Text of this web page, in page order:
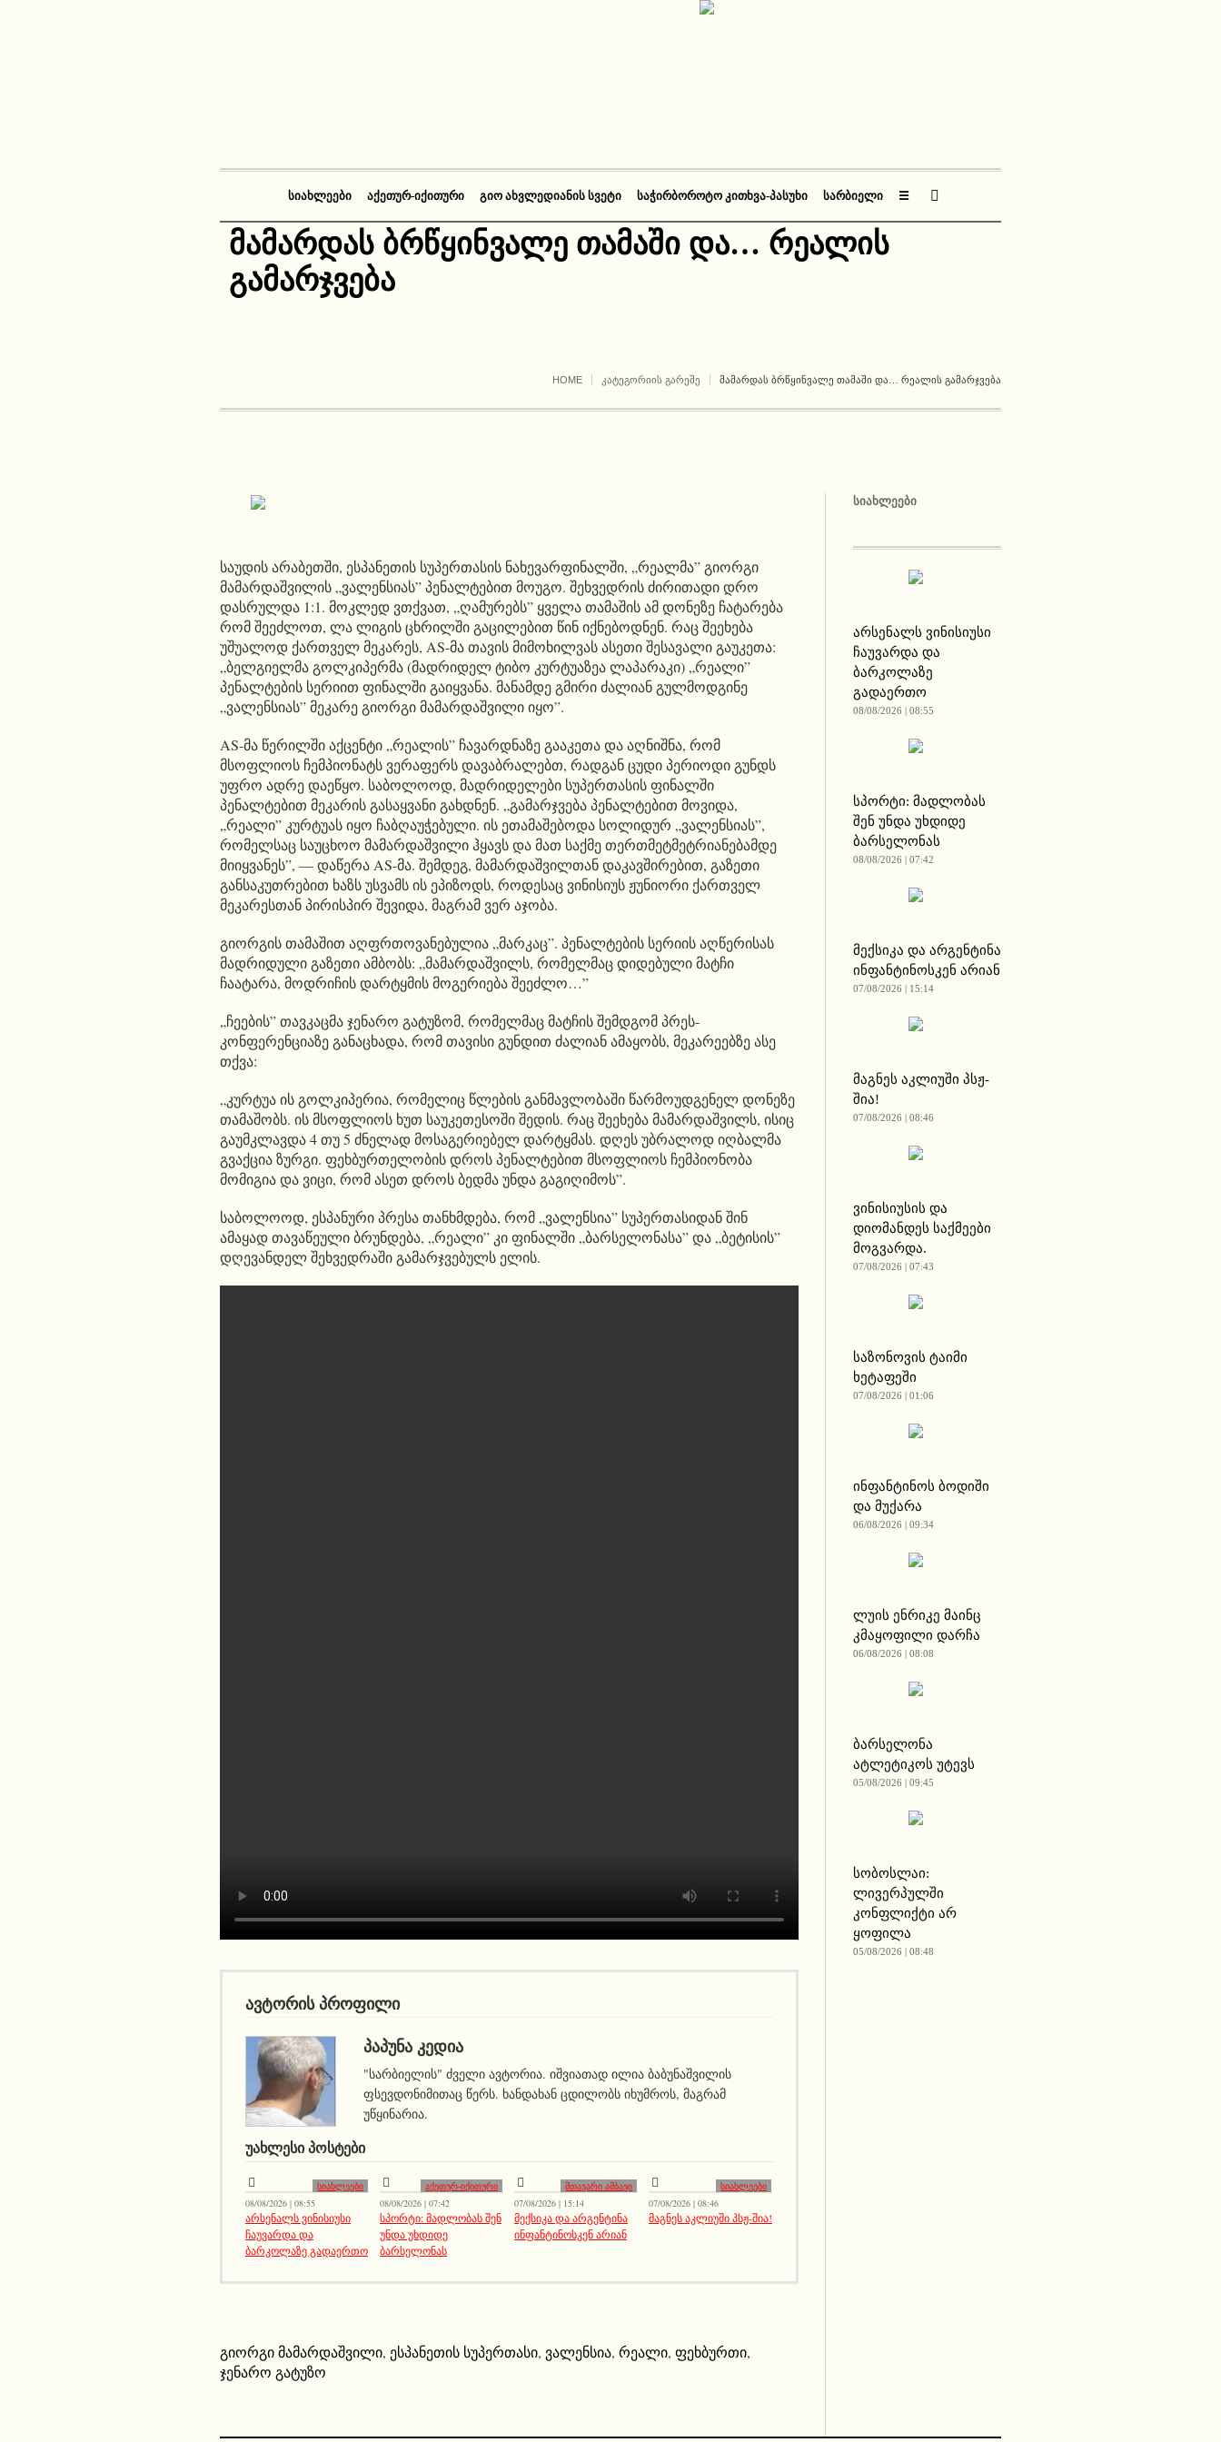
ᲡᲘᲐᲮᲚᲔᲔᲑᲘ ᲐᲥᲔᲗᲣᲠ-ᲘᲥᲘᲗᲣᲠᲘ ᲒᲘᲝ ᲐᲮᲕᲚᲔᲓᲘᲐᲜᲘᲡ ᲡᲕᲔᲢᲘ ᲡᲐᲭᲘᲠᲑᲝᲠᲝᲢᲝ ᲙᲘᲗᲮᲕᲐ-ᲞᲐᲡᲣᲮᲘ ᲡᲐᲠᲑᲘᲔᲚᲘ ☰
მამარდას ბრწყინვალე თამაში და… რეალის
გამარჯვება
HOME ᲙᲐᲢᲔᲒᲝᲠᲘᲘᲡ ᲒᲐᲠᲔᲨᲔ ᲛᲐᲛᲐᲠᲓᲐᲡ ᲑᲠᲬᲧᲘᲜᲕᲐᲚᲔ ᲗᲐᲛᲐᲨᲘ ᲓᲐ… ᲠᲔᲐᲚᲘᲡ ᲒᲐᲛᲐᲠᲯᲕᲔᲑᲐ
საუდის არაბეთში, ესპანეთის სუპერთასის ნახევარფინალში, „რეალმა” გიორგი
მამარდაშვილის „ვალენსიას” პენალტებით მოუგო. შეხვედრის ძირითადი დრო
დასრულდა 1:1. მოკლედ ვთქვათ, „ღამურებს” ყველა თამაშის ამ დონეზე ჩატარება
რომ შეეძლოთ, ლა ლიგის ცხრილში გაცილებით წინ იქნებოდნენ. რაც შეეხება
უშუალოდ ქართველ მეკარეს, AS-მა თავის მიმოხილვას ასეთი შესავალი გაუკეთა:
„ბელგიელმა გოლკიპერმა (მადრიდელ ტიბო კურტუაზეა ლაპარაკი) „რეალი”
პენალტების სერიით ფინალში გაიყვანა. მანამდე გმირი ძალიან გულმოდგინე
„ვალენსიას” მეკარე გიორგი მამარდაშვილი იყო”.
AS-მა წერილში აქცენტი „რეალის” ჩავარდნაზე გააკეთა და აღნიშნა, რომ
მსოფლიოს ჩემპიონატს ვერაფერს დავაბრალებთ, რადგან ცუდი პერიოდი გუნდს
უფრო ადრე დაეწყო. საბოლოოდ, მადრიდელები სუპერთასის ფინალში
პენალტებით მეკარის გასაყვანი გახდნენ. „გამარჯვება პენალტებით მოვიდა,
„რეალი” კურტუას იყო ჩაბღაუჭებული. ის ეთამაშებოდა სოლიდურ „ვალენსიას”,
რომელსაც საუცხოო მამარდაშვილი ჰყავს და მათ საქმე თერთმეტმეტრიანებამდე
მიიყვანეს”, — დაწერა AS-მა. შემდეგ, მამარდაშვილთან დაკავშირებით, გაზეთი
განსაკუთრებით ხაზს უსვამს ის ეპიზოდს, როდესაც ვინისიუს ჟუნიორი ქართველ
მეკარესთან პირისპირ შევიდა, მაგრამ ვერ აჯობა.
გიორგის თამაშით აღფრთოვანებულია „მარკაც”. პენალტების სერიის აღწერისას
მადრიდული გაზეთი ამბობს: „მამარდაშვილს, რომელმაც დიდებული მატჩი
ჩაატარა, მოდრიჩის დარტყმის მოგერიება შეეძლო…”
„ჩეების” თავკაცმა ჯენარო გატუზომ, რომელმაც მატჩის შემდგომ პრეს-
კონფერენციაზე განაცხადა, რომ თავისი გუნდით ძალიან ამაყობს, მეკარეებზე ასე
თქვა:
„კურტუა ის გოლკიპერია, რომელიც წლების განმავლობაში წარმოუდგენელ დონეზე
თამაშობს. ის მსოფლიოს ხუთ საუკეთესოში შედის. რაც შეეხება მამარდაშვილს, ისიც
გაუმკლავდა 4 თუ 5 ძნელად მოსაგერიებელ დარტყმას. დღეს უბრალოდ იღბალმა
გვაქცია ზურგი. ფეხბურთელობის დროს პენალტებით მსოფლიოს ჩემპიონობა
მომიგია და ვიცი, რომ ასეთ დროს ბედმა უნდა გაგიღიმოს”.
საბოლოოდ, ესპანური პრესა თანხმდება, რომ „ვალენსია” სუპერთასიდან შინ
ამაყად თავაწეული ბრუნდება, „რეალი” კი ფინალში „ბარსელონასა” და „ბეტისის”
დღევანდელ შეხვედრაში გამარჯვებულს ელის.
ავტორის პროფილი
ᲞᲐᲞᲣᲜᲐ ᲙᲔᲓᲘᲐ
"სარბიელის" ძველი ავტორია. იშვიათად ილია ბაბუნაშვილის
ფსევდონიმითაც წერს. ხანდახან ცდილობს იხუმროს, მაგრამ
უწყინარია.
ᲣᲐᲮᲚᲔᲡᲘ ᲞᲝᲡᲢᲔᲑᲘ
სიახლეები
08/08/2026 | 08:55
არსენალს ვინისიუსი
ჩაუვარდა და
ბარკოლაზე გადაერთო
აქეთურ-იქითური
08/08/2026 | 07:42
სპორტი: მადლობას შენ
უნდა უხდიდე
ბარსელონას
მთავარი ამბავი
07/08/2026 | 15:14
მექსიკა და არგენტინა
ინფანტინოსკენ არიან
სიახლეები
07/08/2026 | 08:46
მაგნეს აკლიუში პსჟ-შია!
გიორგი მამარდაშვილი, ესპანეთის სუპერთასი, ვალენსია, რეალი, ფეხბურთი,
ჯენარო გატუზო
ᲡᲘᲐᲮᲚᲔᲔᲑᲘ
არსენალს ვინისიუსი
ჩაუვარდა და
ბარკოლაზე
გადაერთო
08/08/2026 | 08:55
სპორტი: მადლობას
შენ უნდა უხდიდე
ბარსელონას
08/08/2026 | 07:42
მექსიკა და არგენტინა
ინფანტინოსკენ არიან
07/08/2026 | 15:14
მაგნეს აკლიუში პსჟ-
შია!
07/08/2026 | 08:46
ვინისიუსის და
დიომანდეს საქმეები
მოგვარდა.
07/08/2026 | 07:43
საზონოვის ტაიმი
ხეტაფეში
07/08/2026 | 01:06
ინფანტინოს ბოდიში
და მუქარა
06/08/2026 | 09:34
ლუის ენრიკე მაინც
კმაყოფილი დარჩა
06/08/2026 | 08:08
ბარსელონა
ატლეტიკოს უტევს
05/08/2026 | 09:45
სობოსლაი:
ლივერპულში
კონფლიქტი არ
ყოფილა
05/08/2026 | 08:48